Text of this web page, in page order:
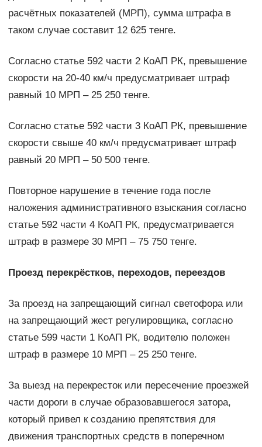
расчётных показателей (МРП), сумма штрафа в
таком случае составит 12 625 тенге.
Согласно статье 592 части 2 КоАП РК, превышение
скорости на 20-40 км/ч предусматривает штраф
равный 10 МРП – 25 250 тенге.
Согласно статье 592 части 3 КоАП РК, превышение
скорости свыше 40 км/ч предусматривает штраф
равный 20 МРП – 50 500 тенге.
Повторное нарушение в течение года после
наложения административного взыскания согласно
статье 592 части 4 КоАП РК, предусматривается
штраф в размере 30 МРП – 75 750 тенге.
Проезд перекрёстков, переходов, переездов
За проезд на запрещающий сигнал светофора или
на запрещающий жест регулировщика, согласно
статье 599 части 1 КоАП РК, водителю положен
штраф в размере 10 МРП – 25 250 тенге.
За выезд на перекресток или пересечение проезжей
части дороги в случае образовавшегося затора,
который привел к созданию препятствия для
движения транспортных средств в поперечном